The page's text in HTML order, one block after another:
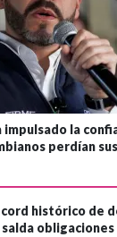
la
perdían
histórico de
obligaciones